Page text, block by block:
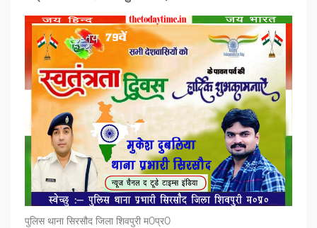
पुलिस थाना सिरसौद जिला शिवपुरी म0प्र0